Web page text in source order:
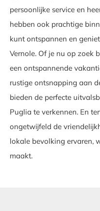
persoonlijke service en
hebben ook prachtige
kunt ontspannen en
Vernole. Of je nu op zoek
een ontspannende
rustige ontsnapping aan
bieden de perfecte
Puglia te verkennen. En
ongetwijfeld de
lokale bevolking ervaren,
maakt.